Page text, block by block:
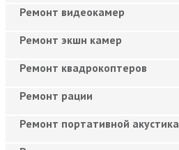
Ремонт видеокамер
Ремонт экшн камер
Ремонт квадрокоптеров
Ремонт рации
Ремонт портативной акустика